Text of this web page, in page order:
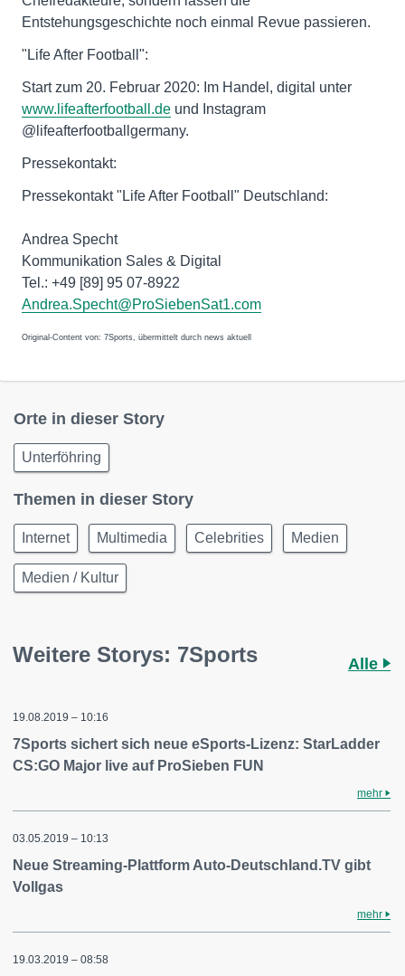
Entstehungsgeschichte noch einmal Revue passieren.
"Life After Football":
Start zum 20. Februar 2020: Im Handel, digital unter
www.lifeafterfootball.de und Instagram
@lifeafterfootballgermany.
Pressekontakt:
Pressekontakt "Life After Football" Deutschland:
Andrea Specht
Kommunikation Sales & Digital
Tel.: +49 [89] 95 07-8922
Andrea.Specht@ProSiebenSat1.com
Original-Content von: 7Sports, übermittelt durch news aktuell
Orte in dieser Story
Unterföhring
Themen in dieser Story
Internet Multimedia Celebrities Medien
Medien / Kultur
Weitere Storys: 7Sports Alle
19.08.2019 – 10:16
7Sports sichert sich neue eSports-Lizenz: StarLadder
CS:GO Major live auf ProSieben FUN
mehr
03.05.2019 – 10:13
Neue Streaming-Plattform Auto-Deutschland.TV gibt
Vollgas
mehr
19.03.2019 – 08:58